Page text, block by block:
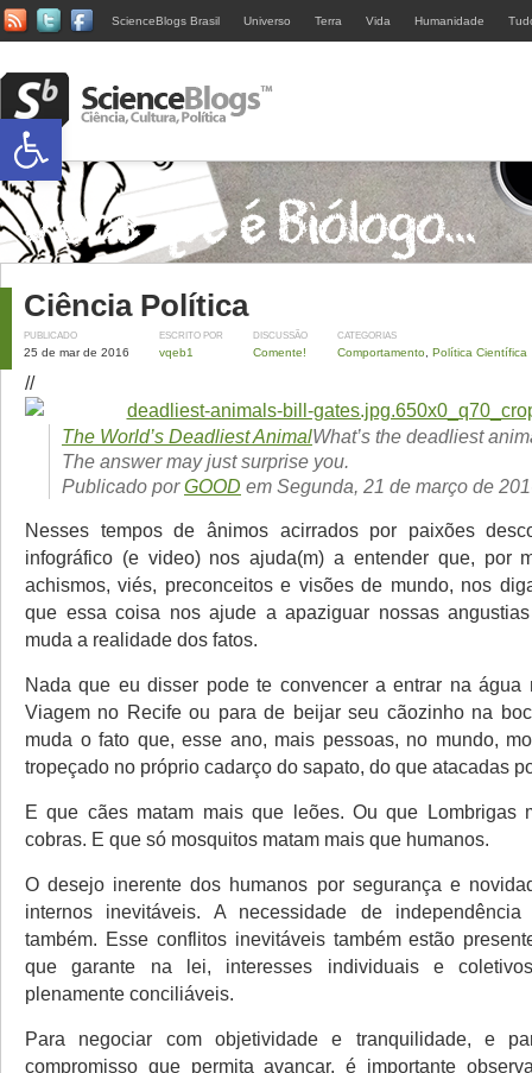
ScienceBlogs Brasil Universo Terra Vida Humanidade
Ciência Política
PUBLICADO
25 de mar de 2016
ESCRITO POR
vqeb1
DISCUSSÃO
Comente!
CATEGORIAS
Comportamento Política Científica
//
The World’s Deadliest AnimalWhat’s the deadliest
The answer may just surprise you.
Publicado porGOOD em Segunda, 21 de março de
Nesses tempos de ânimos acirrados por paixões
infográfico (e video) nos ajuda(m) a entender que, por
achismos, viés, preconceitos e visões de mundo, nos
que essa coisa nos ajude a apaziguar nossas
muda a realidade dos fatos.
Nada que eu disser pode te convencer a entrar na água
Viagem no Recife ou para de beijar seu cãozinho na
muda o fato que, esse ano, mais pessoas, no mundo,
tropeçado no próprio cadarço do sapato, do que atacadas
E que cães matam mais que leões. Ou que Lombrigas
cobras. E que só mosquitos matam mais que humanos.
O desejo inerente dos humanos por segurança e
internos inevitáveis. A necessidade de independência
também. Esse conflitos inevitáveis também estão
que garante na lei, interesses individuais e
plenamente conciliáveis.
Para negociar com objetividade e tranquilidade, e
compromisso que permita avançar, é importante
Abrir a barra de ferramentas